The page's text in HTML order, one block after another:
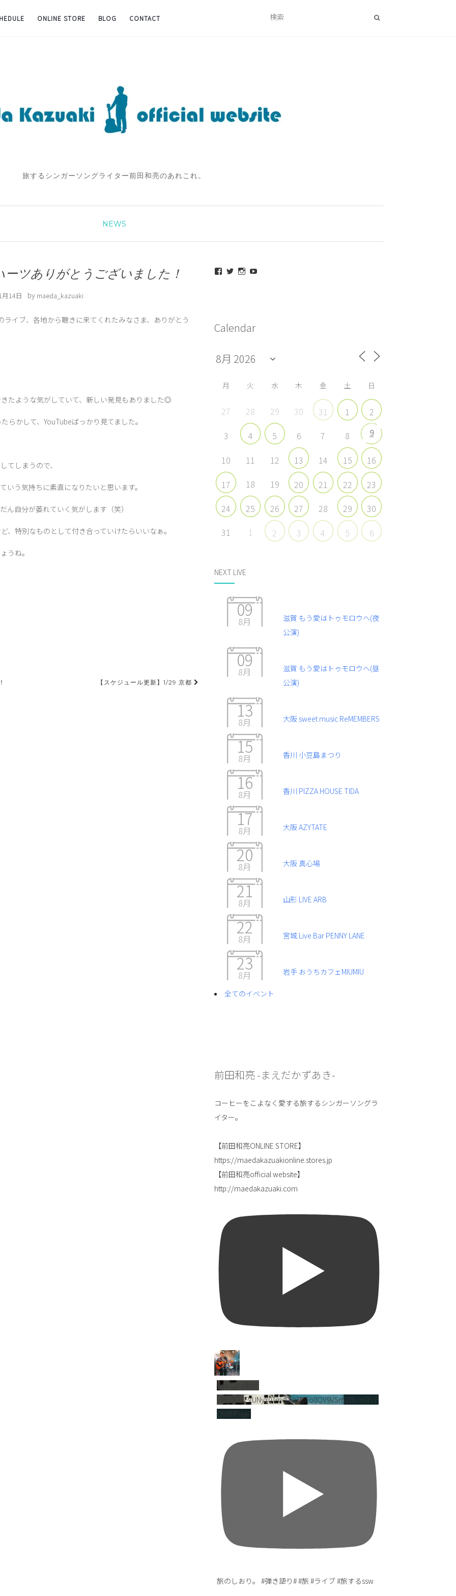
ONLINE STORE BLOG CONTACT
旅するシンガーソングライター前田和亮のあれこれ。
NEWS
ーツありがとうございました！
14日 by maeda_kazuaki
イブ、各地から聴きに来てくれたみなさま、ありがとう
たような気がしていて、新しい発見もありました◎
らかして、YouTubeばっかり見てました。
てしまうので、
いう気持ちに素直になりたいと思います。
ん自分が萎れていく気がします（笑）
特別なものとして付き合っていけたらいいなぁ。
うね。
【スケジュール更新】1/29 京都
maeda_kazuaki@me.com
さ
ィ
ー
を
Facebook
示
maedakazuaki
さ
ィ
ー
を
Twitter
maede_kazuaki
さ
ィ
ー
を
Instagram
示
MaedeKazuaki128
YouTube
Calendar
月 火 水 木 金 土 日
27 28 29 30 31 1
2
3
4 5 6 7 8 9
10 11 12 13 14 15
16
17
18 19 20 21 22
23
24
25 26 27 28 29
30
31
1 2 3 4 5 6
NEXT LIVE
09
8月
滋賀 もう愛はトゥモロウヘ(夜
公演)
09
8月
滋賀 もう愛はトゥモロウヘ(昼
公演)
13
8月 大阪 sweet music ReMEMBERS
15
8月 香川 小豆島まつり
16
8月 香川 PIZZA HOUSE TIDA
17
8月 大阪 AZYTATE
20
8月 大阪 真心場
21
8月 山形 LIVE ARB
22
8月 宮城 Live Bar PENNY LANE
23
8月 岩手 おうちカフェMIUMIU
全てのイベント
前田和亮 -まえだかずあき-
コーヒーをこよなく愛する旅するシンガーソングラ
イター。
【前田和亮ONLINE STORE】
https://maedakazuakionline.stores.jp
【前田和亮official website】
http://maedakazuaki.com
YouTube動画
VVVnY3dFVUNyY01mdDdGMEo0QV9VSmZRLm9FcF
QydFFYejlF
旅のしおり。 #弾き語り# #旅 #ライブ #旅するssw